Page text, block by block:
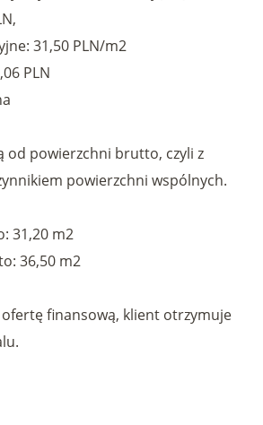
31,50 PLN/m2
PLN
od powierzchni brutto, czyli z
powierzchni wspólnych.
31,20 m2
36,50 m2
finansową, klient otrzymuje